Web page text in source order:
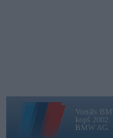
Vortāls
kopš 2002.
BMW AG.